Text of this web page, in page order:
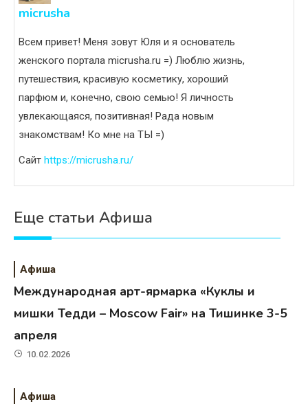
micrusha
Всем привет! Меня зовут Юля и я основатель
женского портала micrusha.ru =) Люблю жизнь,
путешествия, красивую косметику, хороший
парфюм и, конечно, свою семью! Я личность
увлекающаяся, позитивная! Рада новым
знакомствам! Ко мне на ТЫ =)
Сайт https://micrusha.ru/
Еще статьи Афиша
Афиша
Международная арт-ярмарка «Куклы и
мишки Тедди – Moscow Fair» на Тишинке 3-5
апреля
10.02.2026
Афиша